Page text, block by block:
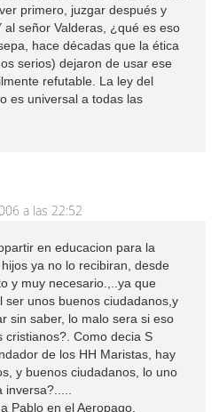
primero, juzgar después y
señor Valderas, ¿qué es eso
hace décadas que la ética
serios) dejaron de usar ese
refutable. La ley del
es universal a todas las
a las 22:52
en educacion para la
ya no lo recibiran, desde
y muy necesario.,..ya que
ser unos buenos ciudadanos,y
sin saber, lo malo sera si eso
Como decia S
de los HH Maristas, hay
y buenos ciudadanos, lo uno
Pablo en el Aeropago,